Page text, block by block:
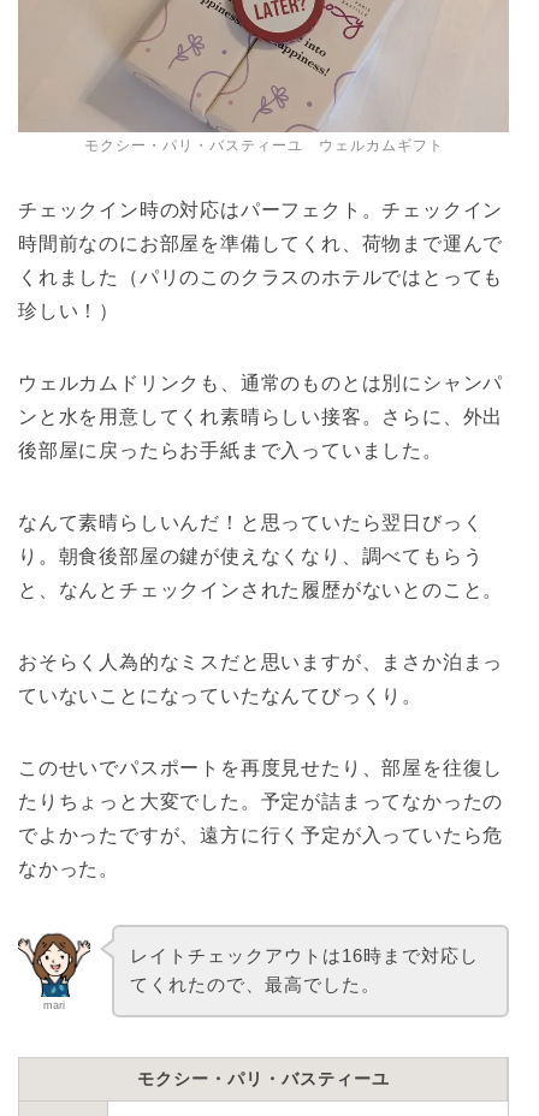
モクシー・パリ・バスティーユ ウェルカムギフト
チェックイン時の対応はパーフェクト。チェックイン
時間前なのにお部屋を準備してくれ、荷物まで運んで
くれました（パリのこのクラスのホテルではとっても
珍しい！）
ウェルカムドリンクも、通常のものとは別にシャンパ
ンと水を用意してくれ素晴らしい接客。さらに、外出
後部屋に戻ったらお手紙まで入っていました。
なんて素晴らしいんだ！と思っていたら翌日びっく
り。朝食後部屋の鍵が使えなくなり、調べてもらう
と、なんとチェックインされた履歴がないとのこと。
おそらく人為的なミスだと思いますが、まさか泊まっ
ていないことになっていたなんてびっくり。
このせいでパスポートを再度見せたり、部屋を往復し
たりちょっと大変でした。予定が詰まってなかったの
でよかったですが、遠方に行く予定が入っていたら危
なかった。
mari
レイトチェックアウトは16時まで対応し
てくれたので、最高でした。
モクシー・パリ・バスティーユ